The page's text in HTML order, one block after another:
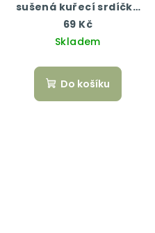
sušená kuřecí srdíčka
22 g
69 Kč
Skladem
Do košíku